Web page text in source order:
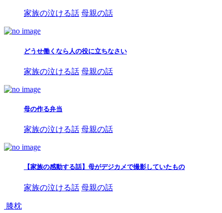
家族の泣ける話 母親の話
どうせ働くなら人の役に立ちなさい
家族の泣ける話 母親の話
母の作る弁当
家族の泣ける話 母親の話
【家族の感動する話】母がデジカメで撮影していたもの
家族の泣ける話 母親の話
膝枕